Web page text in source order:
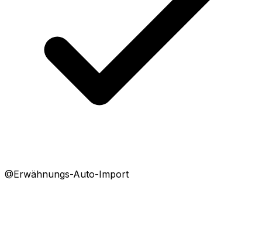
@Erwähnungs-Auto-Import